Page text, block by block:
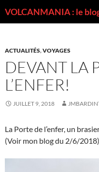
ACTUALITÉS,VOYAGES
DEVANT LA
L’ENFER!
JUILLET 9, 2018
La Porte de l’enfer, un
(Voir mon blog du 2/6/